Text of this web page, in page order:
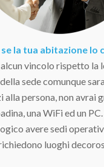
la tua abitazione lo
vincolo rispetto la
sede comunque
alla persona, non avrai
una WiFi ed un
avere sedi
luoghi